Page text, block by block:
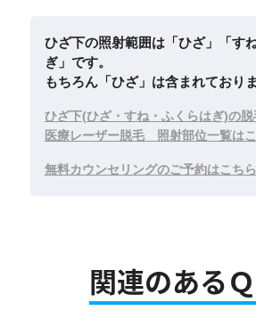
ひざ下の照射範囲は「ひざ」「す
ぎ」です。
もちろん「ひざ」は含まれておりま
ひざ下(ひざ・すね・ふくらはぎ)の脱
医療レーザー脱毛 照射部位一覧は
無料カウンセリングのご予約はこちら
関連のある